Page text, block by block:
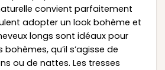
convient parfaitement
adopter un look bohème et
longs sont idéaux pour
qu’il s’agisse de
ou de nattes. Les tresses